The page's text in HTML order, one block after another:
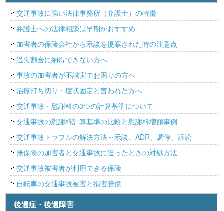
交通事故に強い法律事務所（弁護士）の特徴
弁護士への法律相談は早期がおすすめ
加害者の保険会社から示談を提案された時の注意点
過失割合に納得できない方へ
事故の加害者が不誠実でお困りの方へ
治療打ち切り・症状固定と言われた方へ
交通事故・慰謝料の3つの計算基準について
交通事故の慰謝料計算基準の比較と慰謝料増額事例
交通事故トラブルの解決方法～示談、ADR、調停、訴訟
無保険の加害者と交通事故に遭ったときの対処方法
交通事故被害者が利用できる保険
自転車の交通事故被害と損害賠償
後遺症・後遺障害